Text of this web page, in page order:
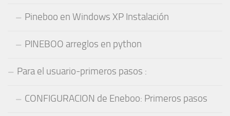
Pineboo en Windows XP Instalación
PINEBOO arreglos en python
Para el usuario-primeros pasos :
CONFIGURACION de Eneboo: Primeros pasos